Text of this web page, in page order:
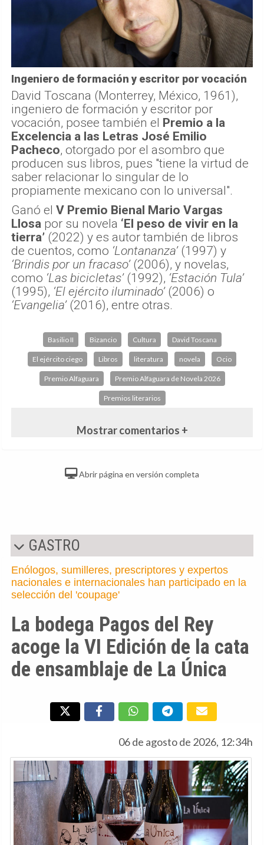
Ingeniero de formación y escritor por vocación
David Toscana (Monterrey, México, 1961),
ingeniero de formación y escritor por
vocación, posee también el Premio a la
Excelencia a las Letras José Emilio
Pacheco, otorgado por el asombro que
producen sus libros, pues "tiene la virtud de
saber relacionar lo singular de lo
propiamente mexicano con lo universal".
Ganó el V Premio Bienal Mario Vargas
Llosa por su novela ‘El peso de vivir en la
tierra’ (2022) y es autor también de libros
de cuentos, como ‘Lontananza’(1997) y
‘Brindis por un fracaso’(2006), y novelas,
como ‘Las bicicletas’(1992), ‘Estación Tula’
(1995), ‘El ejército iluminado’(2006) o
‘Evangelia’(2016), entre otras.
Basilio II Bizancio Cultura David Toscana
El ejército ciego Libros literatura novela Ocio
Premio Alfaguara Premio Alfaguara de Novela 2026
Premios literarios
Mostrar comentarios +
Abrir página en versión completa
GASTRO
Enólogos, sumilleres, prescriptores y expertos
nacionales e internacionales han participado en la
selección del 'coupage'
La bodega Pagos del Rey
acoge la VI Edición de la cata
de ensamblaje de La Única
06 de agosto de 2026, 12:34h